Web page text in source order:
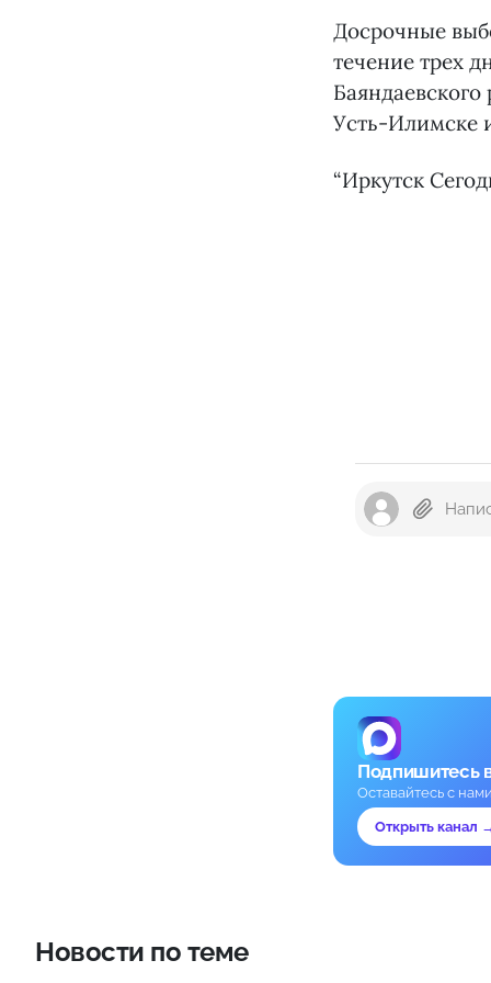
Досрочные
течение трех
Усть-Илимске
“Иркутск
Подпишитесь
Оставайтесь с
Открыть канал
Новости по теме